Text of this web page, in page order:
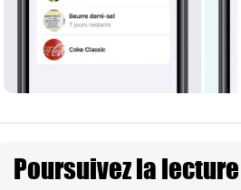
Poursuivez la lecture